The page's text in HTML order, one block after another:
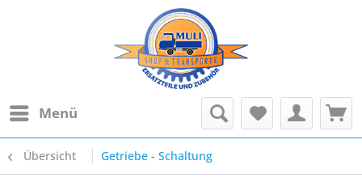
Menü
Übersicht Getriebe - Schaltung